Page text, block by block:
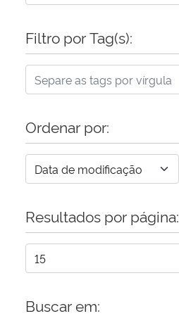
Filtro por Tag(s):
Ordenar por:
Resultados por página:
Buscar em: